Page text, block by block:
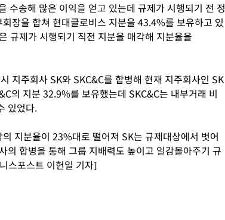
수송해 많은 이익을 얻고 있는데 규제가 시행되기 전 정
장을 합쳐 현대글로비스 지분을 43.4%를 보유하고 있
규제가 시행되기 직전 지분을 매각해 지분율을
지주회사 SK와 SKC&C를 합병해 현재 지주회사인 SK
의 지분 32.9%를 보유했는데 SKC&C는 내부거래 비
있었다.
지분율이 23%대로 떨어져 SK는 규제대상에서 벗어
의 합병을 통해 그룹 지배력도 높이고 일감몰아주기 규
스포스트 이헌일 기자]